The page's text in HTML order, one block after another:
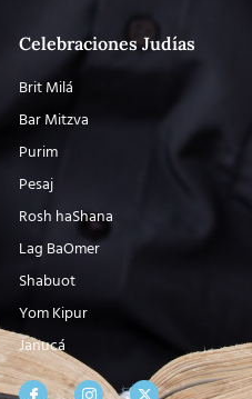
Celebraciones Judías
Brit Milá
Bar Mitzva
Purim
Pesaj
Rosh haShana
Lag BaOmer
Shabuot
Yom Kipur
Janucá